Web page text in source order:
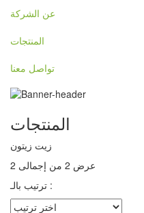
عن الشركة
المنتجات
تواصل معنا
المنتجات
زيت زيتون
عرض 2 من إجمالى 2
ترتيب بالـ :